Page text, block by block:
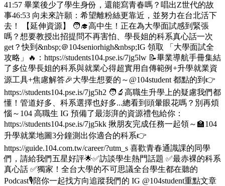
41:57 畢業後少了學生身份，還能寫青春嗎？唱出Z世代的故
事46:53 向未來許願：希望離粉絲更靠近，並努力在台北活下
去！ 【延伸資源】 🧑‍🎓高中生！正在為大學面試感到緊張
嗎？想要教授出招提問不再害怕、學長姐的科系真心話一次
get？快到&nbsp;＠104seniorhigh&nbsp;IG 領取 「大學面試全
攻略」🔥：https://students104.pse.is/7jg5lw 📝畢業導航手冊集結
了多位學長姐的科系與就業心得超實用自傳範例+升學就業資
源工具+焦慮解答🎉大學生想要的～@104student 都點的到👉
https://students104.pse.is/7jg5h2 🧑‍🔬高職生升學上的疑慮我們都
懂！管道好多、科系選擇也好多...總看到頭暈眼花嗎？別再煩
惱～104 高職生 IG 預備了最澎湃的資源禮包給你：
https://students104.pse.is/7jg5kk 揪朋友完成任務一起領～🏫104
升學就業地圖3分鐘測出你適合的科系👉
https://guide.104.com.tw/career/?utm_s 喜歡青春通識課的同學
們，請給我們五星好評🌟✅訪談學生熱門話題 ✅最赤裸的科系
真心話 ✅獨家！全台大學的不可思議全台學生都在聽的
Podcast🎙️陪你一起找方向追蹤我們的 IG @104student重點文章